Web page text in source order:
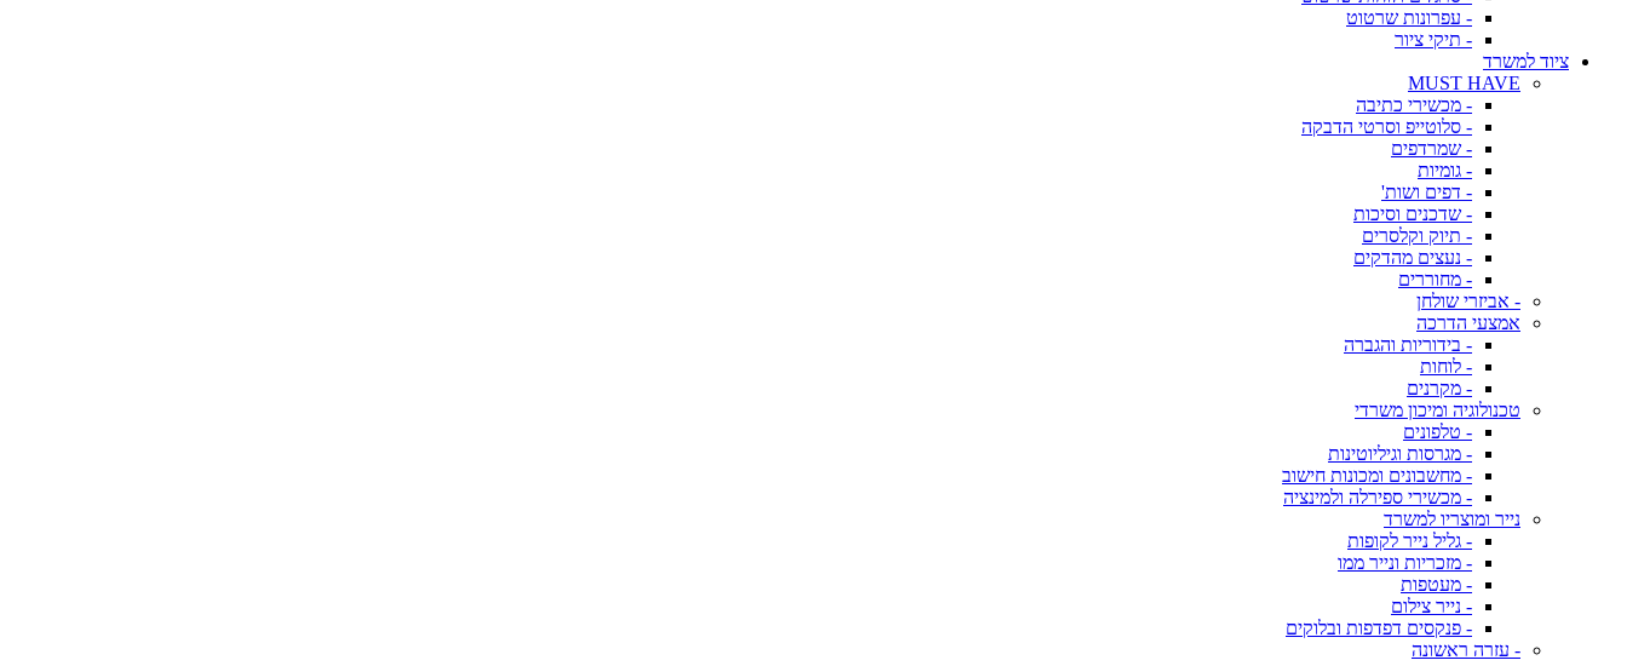
- עפרונות שרטוט
- תיקי ציור
ציוד למשרד
MUST HAVE
- מכשירי כתיבה
- סלוטייפ וסרטי הדבקה
- שמרדפים
- גומיות
- דפים ושות'
- שדכנים וסיכות
- תיוק וקלסרים
- נעצים מהדקים
- מחוררים
- אביזרי שולחן
אמצעי הדרכה
- בידוריות והגברה
- לוחות
- מקרנים
טכנולוגיה ומיכון משרדי
- טלפונים
- מגרסות וגיליוטינות
- מחשבונים ומכונות חישוב
- מכשירי ספירלה ולמינציה
נייר ומוצריו למשרד
- גליל נייר לקופות
- מזכריות ונייר ממו
- מעטפות
- נייר צילום
- פנקסים דפדפות ובלוקים
- עזרה ראשונה